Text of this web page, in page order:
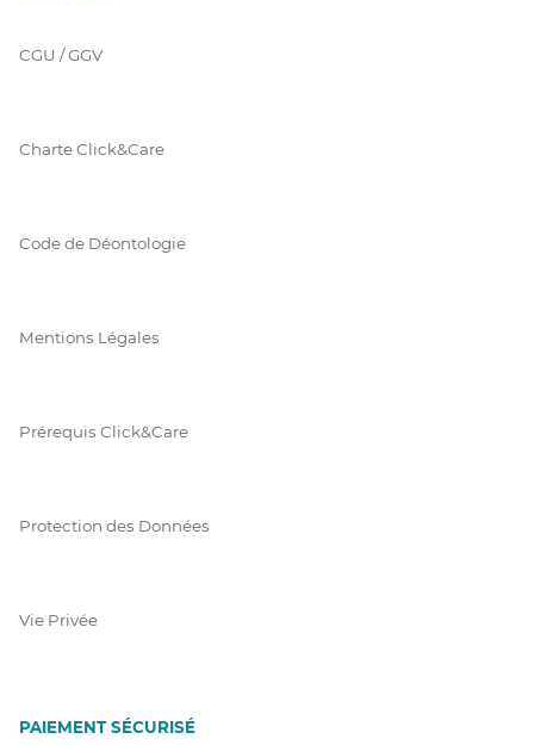
CGU / GGV
Charte Click&Care
Code de Déontologie
Mentions Légales
Prérequis Click&Care
Protection des Données
Vie Privée
PAIEMENT SÉCURISÉ